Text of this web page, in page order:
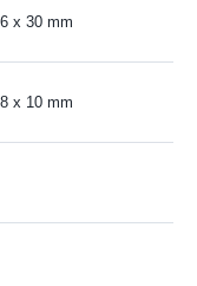
x 30 mm
x 10 mm